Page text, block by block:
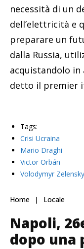
necessità di un
dell’elettricità e
preparare un
dalla Russia,
acquistandolo in
detto il premier
Tags:
Crisi Ucraina
Mario Draghi
Victor Orbán
Volodymyr Zelensky
Home Locale
Napoli,
dopo una